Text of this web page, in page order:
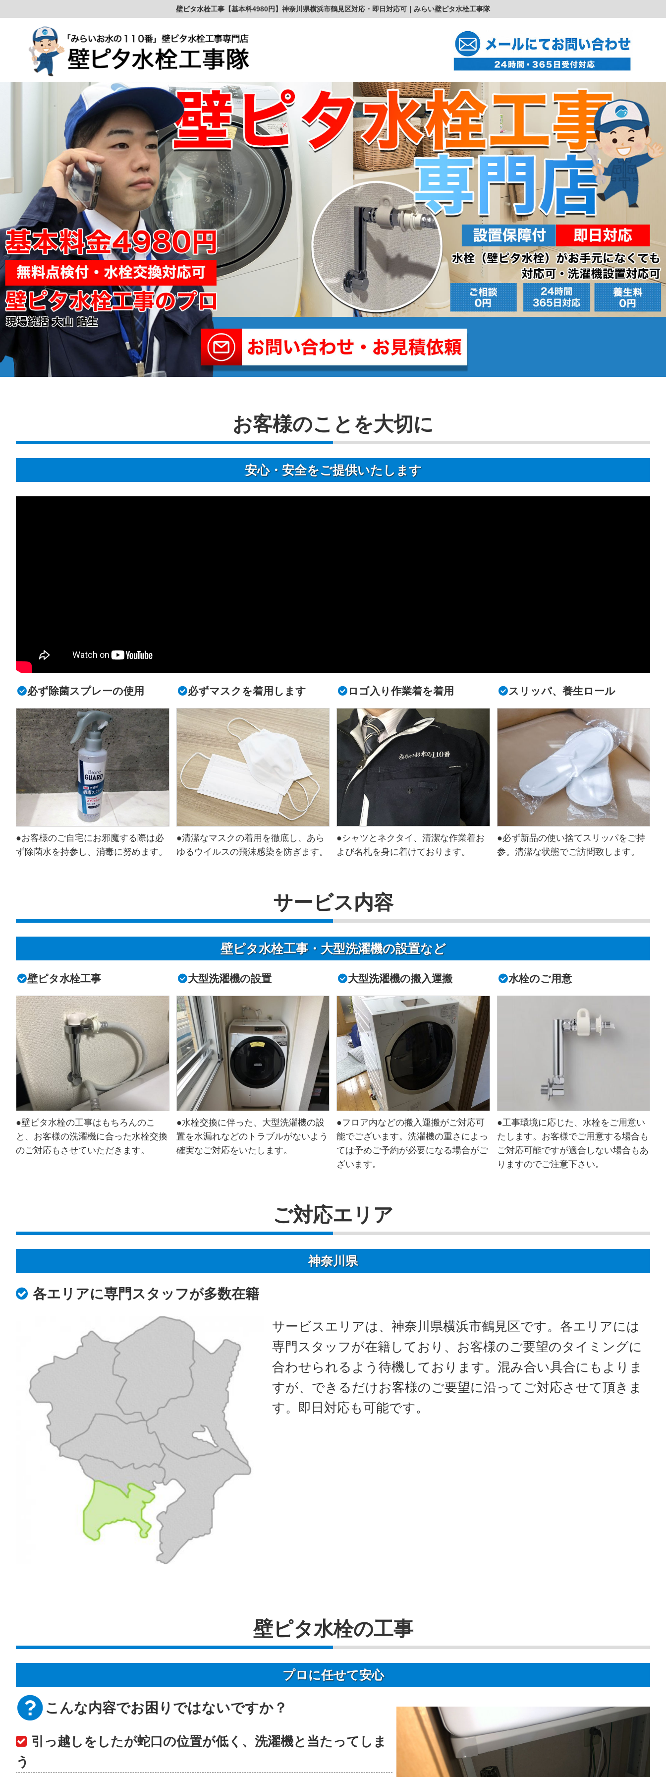
壁ピタ水栓工事【基本料4980円】神奈川県横浜市鶴見区対応・即日対応可｜みらい壁ピタ水栓工事隊
お客様のことを⼤切に
安⼼・安全をご提供いたします
必ず除菌スプレーの使用
●お客様のご自宅にお邪魔する際は必
ず除菌水を持参し、消毒に努めます。
必ずマスクを着用します
●清潔なマスクの着用を徹底し、あら
ゆるウイルスの飛沫感染を防ぎます。
ロゴ入り作業着を着用
●シャツとネクタイ、清潔な作業着お
よび名札を身に着けております。
スリッパ、養生ロール
●必ず新品の使い捨てスリッパをご持
参。清潔な状態でご訪問致します。
サービス内容
壁ピタ水栓工事・大型洗濯機の設置など
壁ピタ水栓工事
●壁ピタ水栓の工事はもちろんのこ
と、お客様の洗濯機に合った水栓交換
のご対応もさせていただきます。
大型洗濯機の設置
●水栓交換に伴った、大型洗濯機の設
置を水漏れなどのトラブルがないよう
確実なご対応をいたします。
大型洗濯機の搬入運搬
●フロア内などの搬入運搬がご対応可
能でございます。洗濯機の重さによっ
ては予めご予約が必要になる場合がご
ざいます。
水栓のご用意
●工事環境に応じた、水栓をご用意い
たします。お客様でご用意する場合も
ご対応可能ですが適合しない場合もあ
りますのでご注意下さい。
ご対応エリア
神奈川県
各エリアに専門スタッフが多数在籍
サービスエリアは、神奈川県横浜市鶴見区です。各エリアには
専門スタッフが在籍しており、お客様のご要望のタイミングに
合わせられるよう待機しております。混み合い具合にもよりま
すが、できるだけお客様のご要望に沿ってご対応させて頂きま
す。即日対応も可能です。
壁ピタ水栓の工事
プロに任せて安心
こんな内容でお困りではないですか？
引っ越しをしたが蛇口の位置が低く、洗濯機と当たってしま
う